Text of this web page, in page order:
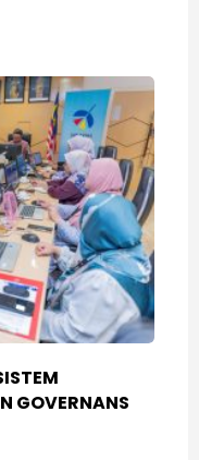
GOVERNANS